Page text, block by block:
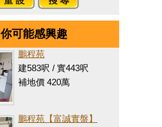
你可能感興趣
鵬程苑
建583呎 / 實443呎
補地價 420萬
鵬程苑【富誠實盤】